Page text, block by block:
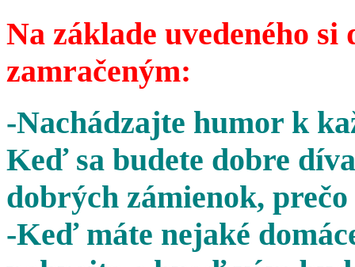
Na základe uvedeného
zamračeným:
-Nachádzajte humor k
Keď sa budete dobre
dobrých zámienok,
-Keď máte nejaké